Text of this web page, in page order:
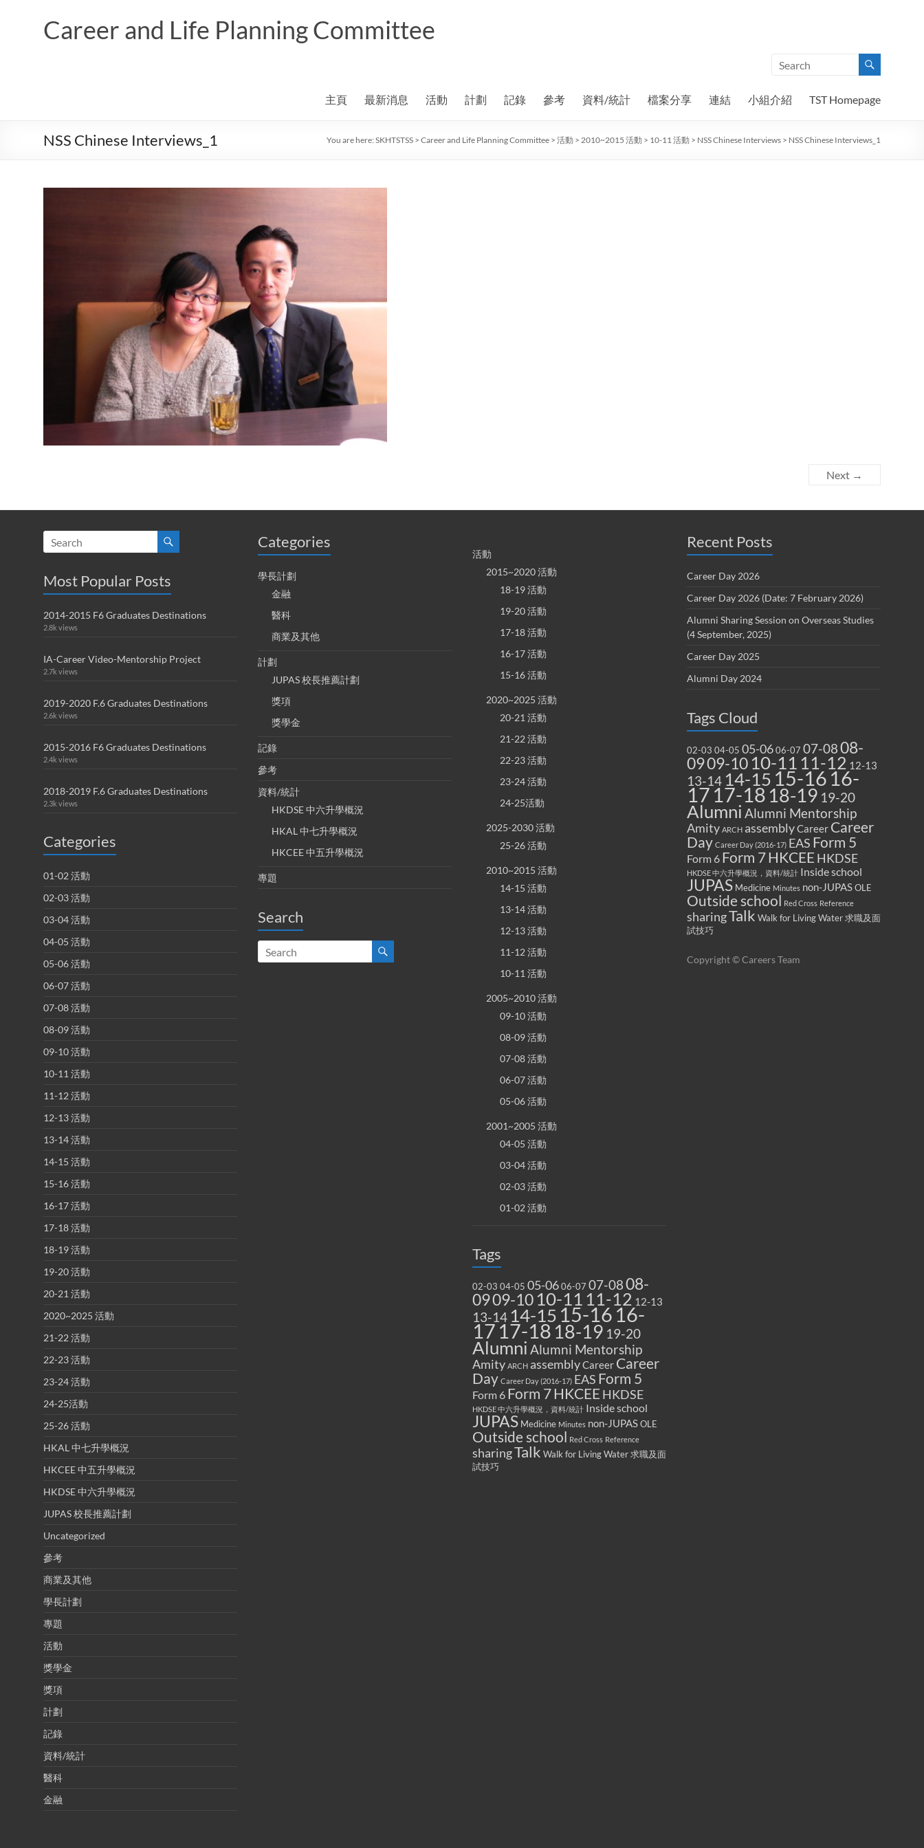
Career and Life Planning Committee
主頁 最新消息 活動 計劃 記錄 參考 資料/統計 檔案分享 連結 小組介紹 TST Homepage
NSS Chinese Interviews_1 You are here: SKHTSTSS > Career and Life Planning Committee > 活動 > 2010~2015 活動 > 10-11 活動 > NSS Chinese Interviews > NSS Chinese Interviews_1
Next →
Most Popular Posts
2014-2015 F6 Graduates Destinations
2.8k views
IA-Career Video-Mentorship Project
2.7k views
2019-2020 F.6 Graduates Destinations
2.6k views
2015-2016 F6 Graduates Destinations
2.4k views
2018-2019 F.6 Graduates Destinations
2.3k views
Categories
01-02 活動
02-03 活動
03-04 活動
04-05 活動
05-06 活動
06-07 活動
07-08 活動
08-09 活動
09-10 活動
10-11 活動
11-12 活動
12-13 活動
13-14 活動
14-15 活動
15-16 活動
16-17 活動
17-18 活動
18-19 活動
19-20 活動
20-21 活動
2020~2025 活動
21-22 活動
22-23 活動
23-24 活動
24-25活動
25-26 活動
HKAL 中七升學概況
HKCEE 中五升學概況
HKDSE 中六升學概況
JUPAS 校長推薦計劃
Uncategorized
參考
商業及其他
學長計劃
專題
活動
獎學金
獎項
計劃
記錄
資料/統計
醫科
金融
Categories
學長計劃
金融
醫科
商業及其他
計劃
JUPAS 校長推薦計劃
獎項
獎學金
記錄
參考
資料/統計
HKDSE 中六升學概況
HKAL 中七升學概況
HKCEE 中五升學概況
專題
Search
活動
2015~2020 活動
18-19 活動
19-20 活動
17-18 活動
16-17 活動
15-16 活動
2020~2025 活動
20-21 活動
21-22 活動
22-23 活動
23-24 活動
24-25活動
2025-2030 活動
25-26 活動
2010~2015 活動
14-15 活動
13-14 活動
12-13 活動
11-12 活動
10-11 活動
2005~2010 活動
09-10 活動
08-09 活動
07-08 活動
06-07 活動
05-06 活動
2001~2005 活動
04-05 活動
03-04 活動
02-03 活動
01-02 活動
Tags
02-03 04-05 05-0606-07 07-0808-
0909-10 10-11 11-12 12-13
13-14 14-15 15-16 16-
17 17-18 18-19 19-20
Alumni Alumni Mentorship
Amity ARCH assemblyCareer Career
Day Career Day (2016-17) EAS Form 5
Form 6 Form 7HKCEE HKDSE
HKDSE 中六升學概況，資料/統計 Inside school
JUPAS Medicine Minutes non-JUPASOLE
Outside school Red Cross Reference
sharingTalk Walk for Living Water求職及面
試技巧
Recent Posts
Career Day 2026
Career Day 2026 (Date: 7 February 2026)
Alumni Sharing Session on Overseas Studies
(4 September, 2025)
Career Day 2025
Alumni Day 2024
Tags Cloud
02-03 04-05 05-0606-07 07-0808-
0909-10 10-11 11-12 12-13
13-14 14-15 15-16 16-
17 17-18 18-19 19-20
Alumni Alumni Mentorship
Amity ARCH assemblyCareer Career
Day Career Day (2016-17) EAS Form 5
Form 6 Form 7HKCEE HKDSE
HKDSE 中六升學概況，資料/統計 Inside school
JUPAS Medicine Minutes non-JUPASOLE
Outside school Red Cross Reference
sharingTalk Walk for Living Water求職及面
試技巧
Copyright © Careers Team